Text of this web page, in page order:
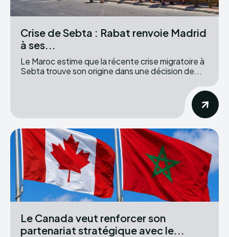
Crise de Sebta : Rabat renvoie Madrid
à ses...
Le Maroc estime que la récente crise migratoire à
Sebta trouve son origine dans une décision de...
Le Canada veut renforcer son
partenariat stratégique avec le...